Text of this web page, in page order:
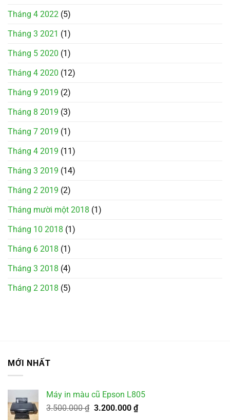
Tháng 4 2022 (5)
Tháng 3 2021 (1)
Tháng 5 2020 (1)
Tháng 4 2020 (12)
Tháng 9 2019 (2)
Tháng 8 2019 (3)
Tháng 7 2019 (1)
Tháng 4 2019 (11)
Tháng 3 2019 (14)
Tháng 2 2019 (2)
Tháng mười một 2018 (1)
Tháng 10 2018 (1)
Tháng 6 2018 (1)
Tháng 3 2018 (4)
Tháng 2 2018 (5)
MỚI NHẤT
Máy in màu cũ Epson L805
3.500.000₫ Giá
3.200.000 ₫Giá